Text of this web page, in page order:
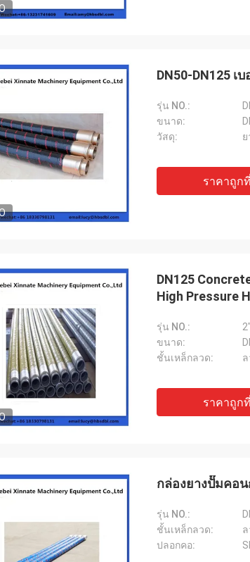
DN50-DN125
รุ่น NO.:
ขนาด:
วัสดุ:
ราคาถูก
DN125
High Pressure
รุ่น NO.:
ขนาด:
ชั้นเหล็กลวด:
ราคาถูก
กล่องยางปั๊มคอน
รุ่น NO.:
ชั้นเหล็กลวด:
ปลอกคอ: